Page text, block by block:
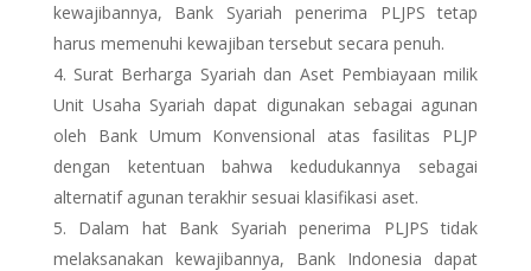
kewajibannya, Bank Syariah penerima PLJPS tetap
harus memenuhi kewajiban tersebut secara penuh.
Surat Berharga Syariah dan Aset Pembiayaan milik
Unit Usaha Syariah dapat digunakan sebagai agunan
oleh Bank Umum Konvensional atas fasilitas PLJP
dengan ketentuan bahwa kedudukannya sebagai
alternatif agunan terakhir sesuai klasifikasi aset.
Dalam hat Bank Syariah penerima PLJPS tidak
melaksanakan kewajibannya, Bank Indonesia dapat